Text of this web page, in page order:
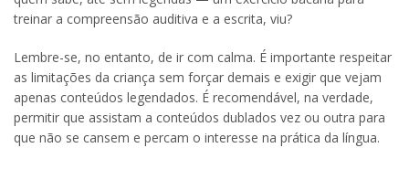
treinar a compreensão auditiva e a escrita, viu?
Lembre-se, no entanto, de ir com calma. É importante respeitar
as limitações da criança sem forçar demais e exigir que vejam
apenas conteúdos legendados. É recomendável, na verdade,
permitir que assistam a conteúdos dublados vez ou outra para
que não se cansem e percam o interesse na prática da língua.